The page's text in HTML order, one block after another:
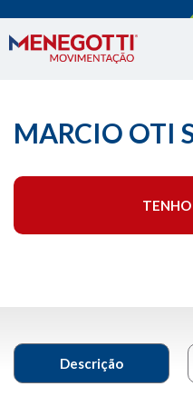
MARCIO OTI
TENHO
Descrição